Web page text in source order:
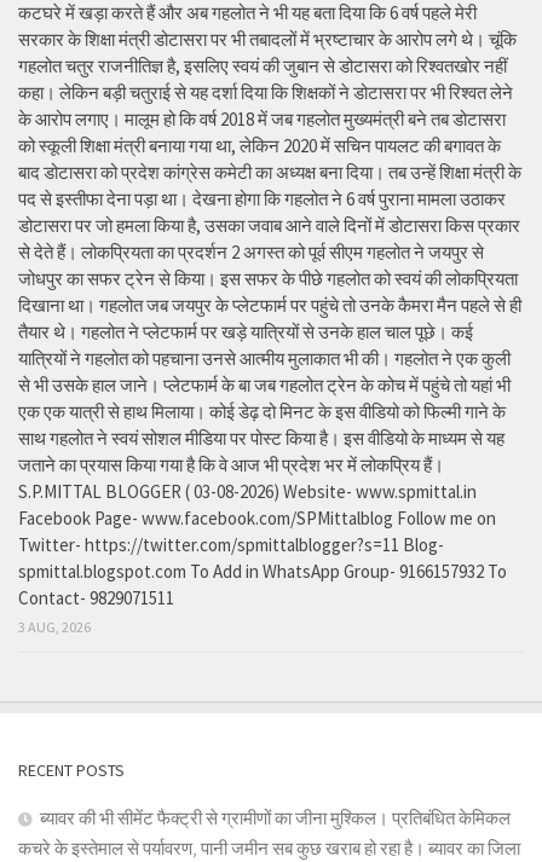
कटघरे में खड़ा करते हैं और अब गहलोत ने भी यह बता दिया कि 6 वर्ष पहले मेरी
सरकार के शिक्षा मंत्री डोटासरा पर भी तबादलों में भ्रष्टाचार के आरोप लगे थे। चूंकि
गहलोत चतुर राजनीतिज्ञ है, इसलिए स्वयं की जुबान से डोटासरा को रिश्वतखोर नहीं
कहा। लेकिन बड़ी चतुराई से यह दर्शा दिया कि शिक्षकों ने डोटासरा पर भी रिश्वत लेने
के आरोप लगाए। मालूम हो कि वर्ष 2018 में जब गहलोत मुख्यमंत्री बने तब डोटासरा
को स्कूली शिक्षा मंत्री बनाया गया था, लेकिन 2020 में सचिन पायलट की बगावत के
बाद डोटासरा को प्रदेश कांग्रेस कमेटी का अध्यक्ष बना दिया। तब उन्हें शिक्षा मंत्री के
पद से इस्तीफा देना पड़ा था। देखना होगा कि गहलोत ने 6 वर्ष पुराना मामला उठाकर
डोटासरा पर जो हमला किया है, उसका जवाब आने वाले दिनों में डोटासरा किस प्रकार
से देते हैं। लोकप्रियता का प्रदर्शन 2 अगस्त को पूर्व सीएम गहलोत ने जयपुर से
जोधपुर का सफर ट्रेन से किया। इस सफर के पीछे गहलोत को स्वयं की लोकप्रियता
दिखाना था। गहलोत जब जयपुर के प्लेटफार्म पर पहुंचे तो उनके कैमरा मैन पहले से ही
तैयार थे। गहलोत ने प्लेटफार्म पर खड़े यात्रियों से उनके हाल चाल पूछे। कई
यात्रियों ने गहलोत को पहचाना उनसे आत्मीय मुलाकात भी की। गहलोत ने एक कुली
से भी उसके हाल जाने। प्लेटफार्म के बा जब गहलोत ट्रेन के कोच में पहुंचे तो यहां भी
एक एक यात्री से हाथ मिलाया। कोई डेढ़ दो मिनट के इस वीडियो को फिल्मी गाने के
साथ गहलोत ने स्वयं सोशल मीडिया पर पोस्ट किया है। इस वीडियो के माध्यम से यह
जताने का प्रयास किया गया है कि वे आज भी प्रदेश भर में लोकप्रिय हैं।
S.P.MITTAL BLOGGER ( 03-08-2026) Website- www.spmittal.in
Facebook Page- www.facebook.com/SPMittalblog Follow me on
Twitter- https://twitter.com/spmittalblogger?s=11 Blog-
spmittal.blogspot.com To Add in WhatsApp Group- 9166157932 To
Contact- 9829071511
3 AUG, 2026
RECENT POSTS
ब्यावर की भी सीमेंट फैक्ट्री से ग्रामीणों का जीना मुश्किल। प्रतिबंधित केमिकल
कचरे के इस्तेमाल से पर्यावरण, पानी जमीन सब कुछ खराब हो रहा है। ब्यावर का जिला